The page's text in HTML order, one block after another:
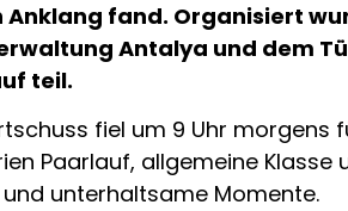
Anklang fand. Organisiert
Antalya und dem
teil.
fiel um 9 Uhr morgens
Paarlauf, allgemeine
unterhaltsame Momente.